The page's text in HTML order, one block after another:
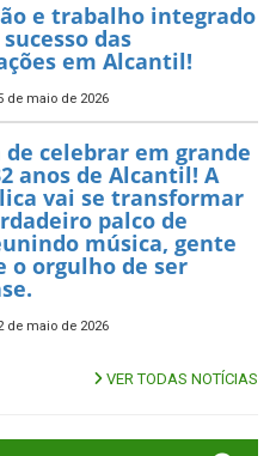
e trabalho integrado
das
em Alcantil!
de maio de 2026
de celebrar em grande
anos de Alcantil! A
vai se transformar
palco de
música, gente
o orgulho de ser
de maio de 2026
VER TODAS NOTÍCIAS